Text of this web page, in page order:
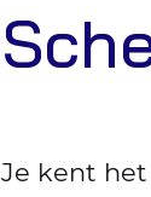
Je kent